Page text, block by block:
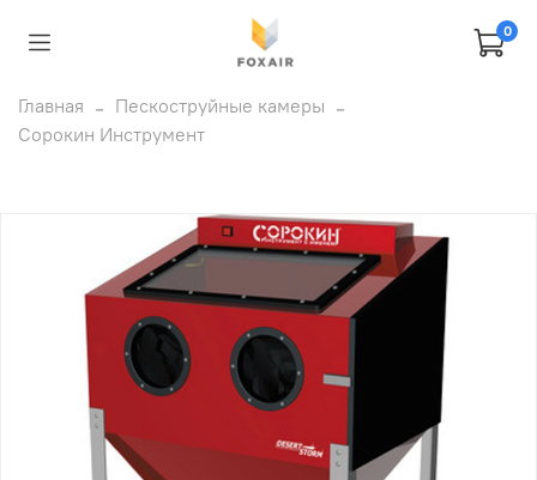
0
Главная
Пескоструйные камеры
Сорокин Инструмент